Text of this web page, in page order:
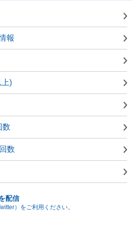
報
)
数
数
配信
）をご利用ください。